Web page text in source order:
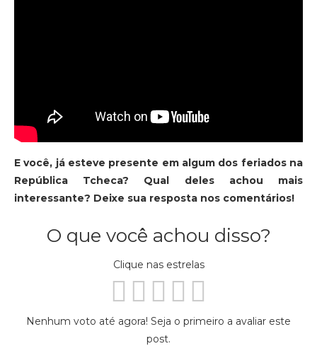
E você, já esteve presente em algum dos feriados na
República Tcheca? Qual deles achou mais
interessante? Deixe sua resposta nos comentários!
O que você achou disso?
Clique nas estrelas
Nenhum voto até agora! Seja o primeiro a avaliar este
post.